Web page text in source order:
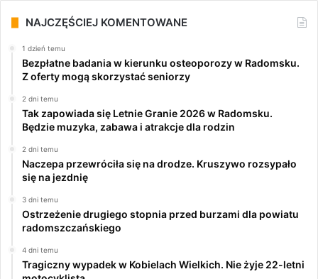
NAJCZĘŚCIEJ KOMENTOWANE
1 dzień temu
Bezpłatne badania w kierunku osteoporozy w Radomsku.
Z oferty mogą skorzystać seniorzy
2 dni temu
Tak zapowiada się Letnie Granie 2026 w Radomsku.
Będzie muzyka, zabawa i atrakcje dla rodzin
2 dni temu
Naczepa przewróciła się na drodze. Kruszywo rozsypało
się na jezdnię
3 dni temu
Ostrzeżenie drugiego stopnia przed burzami dla powiatu
radomszczańskiego
4 dni temu
Tragiczny wypadek w Kobielach Wielkich. Nie żyje 22-letni